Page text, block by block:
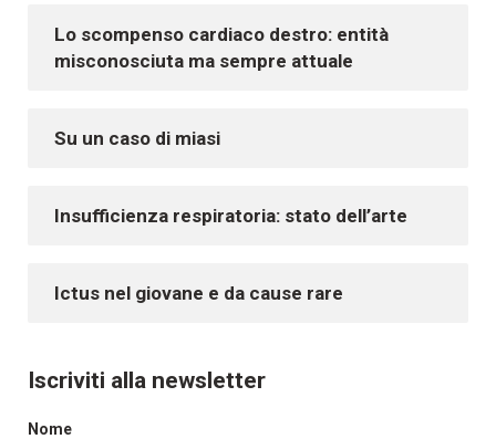
Lo scompenso cardiaco destro: entità
misconosciuta ma sempre attuale
Su un caso di miasi
Insufficienza respiratoria: stato dell’arte
Ictus nel giovane e da cause rare
Iscriviti alla newsletter
Nome